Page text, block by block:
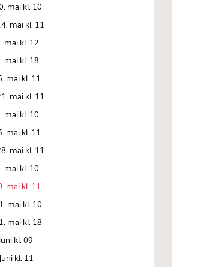
mai kl. 10
mai kl. 11
mai kl. 12
mai kl. 18
mai kl. 11
mai kl. 11
mai kl. 10
mai kl. 11
mai kl. 11
mai kl. 10
mai kl. 11
mai kl. 10
mai kl. 18
kl. 09
kl. 11